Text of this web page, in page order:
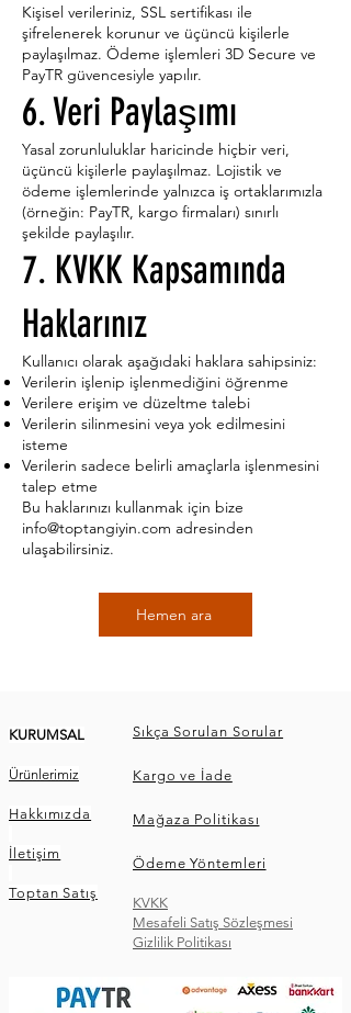
Kişisel verileriniz, SSL sertifikası ile
şifrelenerek korunur ve üçüncü kişilerle
paylaşılmaz. Ödeme işlemleri 3D Secure ve
PayTR güvencesiyle yapılır.
6. Veri Paylaşımı
Yasal zorunluluklar haricinde hiçbir veri,
üçüncü kişilerle paylaşılmaz. Lojistik ve
ödeme işlemlerinde yalnızca iş ortaklarımızla
(örneğin: PayTR, kargo firmaları) sınırlı
şekilde paylaşılır.
7. KVKK Kapsamında
Haklarınız
Kullanıcı olarak aşağıdaki haklara sahipsiniz:
Verilerin işlenip işlenmediğini öğrenme
Verilere erişim ve düzeltme talebi
Verilerin silinmesini veya yok edilmesini
isteme
Verilerin sadece belirli amaçlarla işlenmesini
talep etme
Bu haklarınızı kullanmak için bize
info@toptangiyin.com adresinden
ulaşabilirsiniz.
Hemen ara
KURUMSAL
Ürünlerimiz
Hakkımızda
İletişim
Toptan Satış
Sıkça Sorulan Sorular
Kargo ve İade
Mağaza Politikası
Ödeme Yöntemleri
KVKK
Mesafeli Satış Sözleşmesi
Gizlilik Politikası